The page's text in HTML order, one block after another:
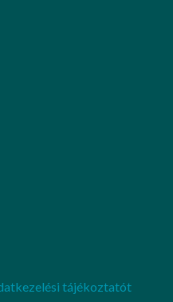
tájékoztatót